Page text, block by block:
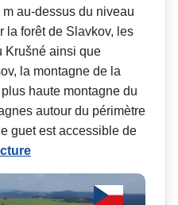
au-dessus du niveau
la forêt de Slavkov, les
Krušné ainsi que
la montagne de la
haute montagne du
autour du périmètre
guet est accessible de